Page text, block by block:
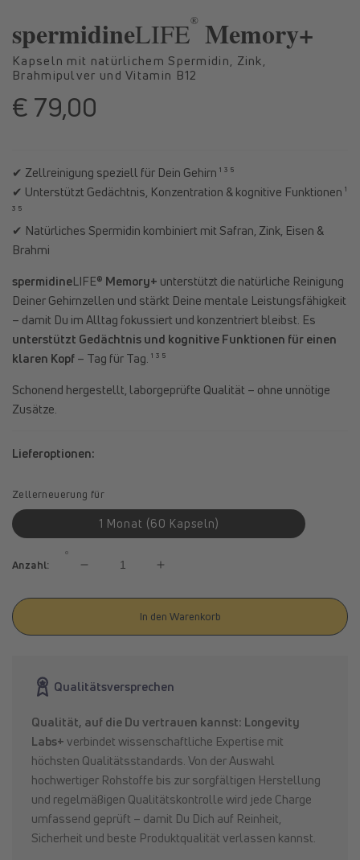
öffnen
spermidineLIFE® Memory+
Kapseln mit natürlichem Spermidin, Zink,
Brahmipulver und Vitamin B12
Normaler
€ 79,00
✔ Zellreinigung speziell für Dein Gehirn ¹ ³ ⁵
✔ Unterstützt Gedächtnis, Konzentration & kognitive Funktionen ¹
³ ⁵
✔ Natürliches Spermidin kombiniert mit Safran, Zink, Eisen &
Brahmi
spermidineLIFE® Memory+ unterstützt die natürliche Reinigung
Deiner Gehirnzellen und stärkt Deine mentale Leistungsfähigkeit
– damit Du im Alltag fokussiert und konzentriert bleibst. Es
unterstützt Gedächtnis und kognitive Funktionen für einen
klaren Kopf – Tag für Tag. ¹ ³ ⁵
Schonend hergestellt, laborgeprüfte Qualität – ohne unnötige
Zusätze.
Lieferoptionen:
Zellerneuerung für
1 Monat (60 Kapseln)
Anzahl:
Verringere
spermidineLIFE®
Erhöhe
für
spermidineLIFE®
In den Warenkorb
Qualitätsversprechen
Qualität, auf die Du vertrauen kannst: Longevity
Labs+ verbindet wissenschaftliche Expertise mit
höchsten Qualitätsstandards. Von der Auswahl
hochwertiger Rohstoffe bis zur sorgfältigen Herstellung
und regelmäßigen Qualitätskontrolle wird jede Charge
umfassend geprüft – damit Du Dich auf Reinheit,
Sicherheit und beste Produktqualität verlassen kannst.